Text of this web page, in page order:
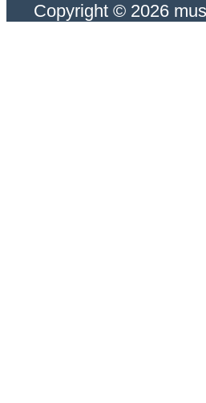
Copyright © 2026